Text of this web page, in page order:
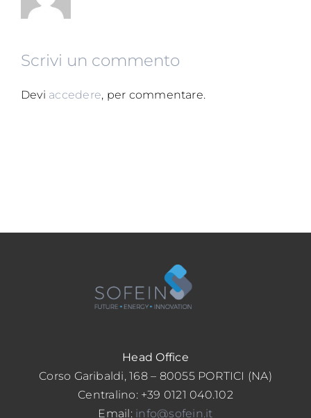
Scrivi un commento
Devi accedere, per commentare.
Head Office
Corso Garibaldi, 168 – 80055 PORTICI (NA)
Centralino: +39 0121 040.102
Email: info@sofein.it